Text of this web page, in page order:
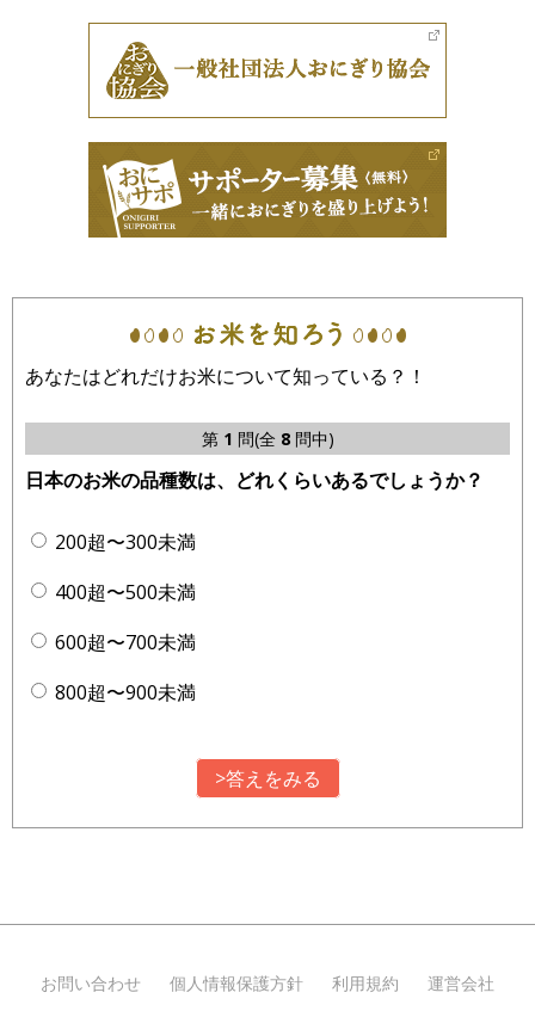
あなたはどれだけお米について知っている？！
第 1 問(全 8問中)
日本のお米の品種数は、どれくらいあるでしょうか？
200超〜300未満
400超〜500未満
600超〜700未満
800超〜900未満
>答えをみる
お問い合わせ 個人情報保護方針 利用規約 運営会社